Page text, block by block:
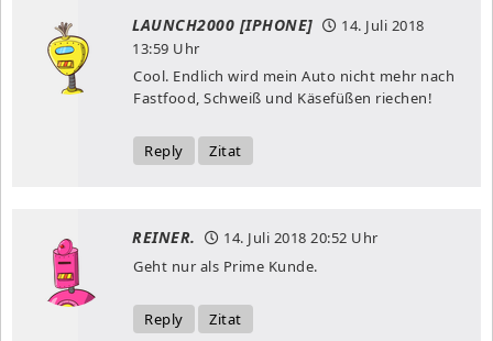
LAUNCH2000 [IPHONE]
14. Juli 2018
13:59 Uhr
Cool. Endlich wird mein Auto nicht mehr nach
Fastfood, Schweiß und Käsefüßen riechen!
Reply Zitat
REINER. 14. Juli 2018 20:52 Uhr
Geht nur als Prime Kunde.
Reply Zitat